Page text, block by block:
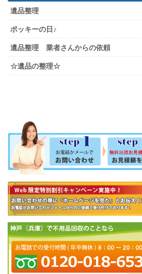
遺品整理
ポッキーの日♪
遺品整理 業者さんからの依頼
☆遺品の整理☆